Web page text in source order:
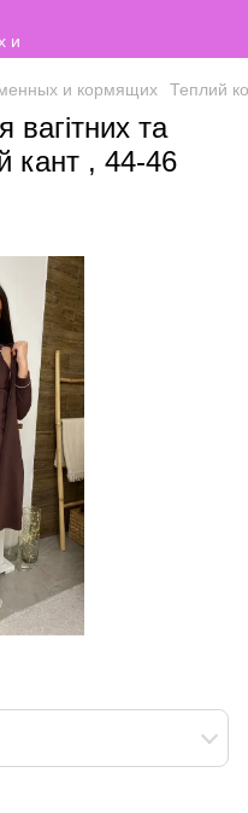
и кормящих Теплий
та
кант , 44-46